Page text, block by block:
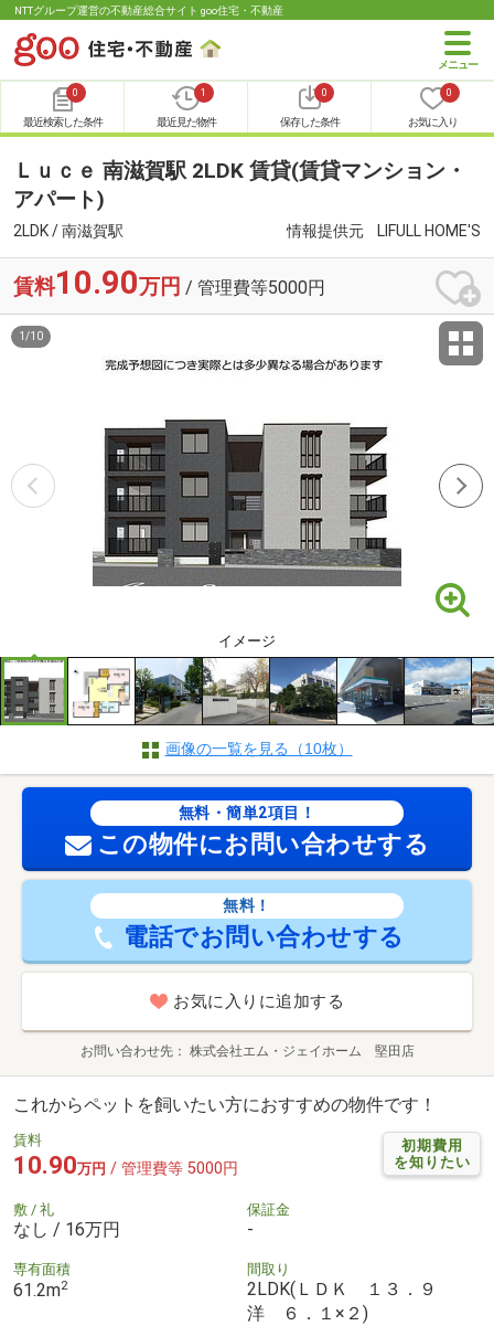
NTTグループ運営の不動産総合サイト goo住宅・不動産
0
最近検索した条件
1
最近見た物件
0
保存した条件
0
お気に入り
Ｌｕｃｅ 南滋賀駅 2LDK 賃貸(賃貸マンション・
アパート)
2LDK / 南滋賀駅 情報提供元 LIFULL HOME'S
賃料10.90万円 / 管理費等5000円
イメージ
1 /10
画像の一覧を見る（10枚）
無料・簡単2項目！
この物件にお問い合わせする
無料！
電話でお問い合わせする
お気に入りに追加する
お問い合わせ先 株式会社エム・ジェイホーム 堅田店
これからペットを飼いたい方におすすめの物件です！
初期費用
を知りたい
賃料
10.90万円 / 管理費等 5000円
敷 / 礼
なし / 16万円
保証金
-
専有面積
61.2m2
間取り
2LDK(ＬＤＫ １３．９
洋 ６．１×２)